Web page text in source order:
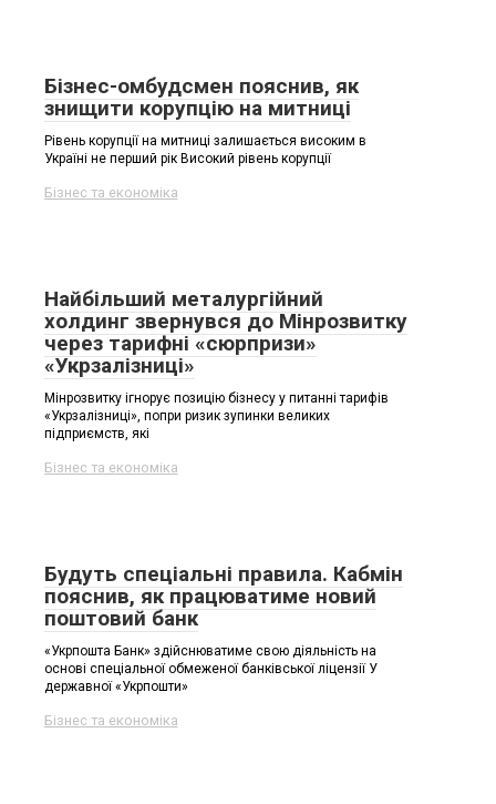
Бізнес-омбудсмен пояснив, як
знищити корупцію на митниці
Рівень корупції на митниці залишається високим в
Україні не перший рік Високий рівень корупції
Бізнес та економіка
Найбільший металургійний
холдинг звернувся до Мінрозвитку
через тарифні «сюрпризи»
«Укрзалізниці»
Мінрозвитку ігнорує позицію бізнесу у питанні тарифів
«Укрзалізниці», попри ризик зупинки великих
підприємств, які
Бізнес та економіка
Будуть спеціальні правила. Кабмін
пояснив, як працюватиме новий
поштовий банк
«Укрпошта Банк» здійснюватиме свою діяльність на
основі спеціальної обмеженої банківської ліцензії У
державної «Укрпошти»
Бізнес та економіка